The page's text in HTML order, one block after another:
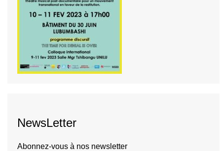
NewsLetter
Abonnez-vous à nos newsletter